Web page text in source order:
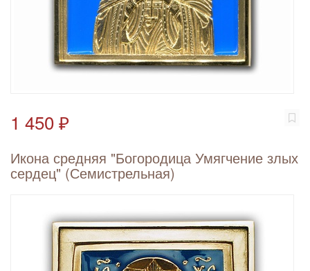
1 450 ₽
Икона средняя "Богородица Умягчение злых
сердец" (Семистрельная)